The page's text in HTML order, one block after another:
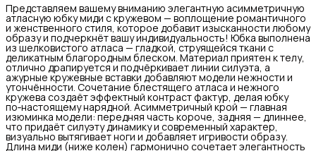
Представляем вашему вниманию элегантную асимметричную
атласную юбку миди с кружевом — воплощение романтичного
и женственного стиля, которое добавит изысканности любому
образу и подчеркнёт вашу индивидуальность! Юбка выполнена
из шелковистого атласа — гладкой, струящейся ткани с
деликатным благородным блеском. Материал приятен к телу,
отлично драпируется и подчёркивает линии силуэта, а
ажурные кружевные вставки добавляют модели нежности и
утончённости. Сочетание блестящего атласа и нежного
кружева создаёт эффектный контраст фактур, делая юбку
по‑настоящему нарядной. Асимметричный крой — главная
изюминка модели: передняя часть короче, задняя — длиннее,
что придаёт силуэту динамику и современный характер,
визуально вытягивает ноги и добавляет игривости образу.
Длина миди (ниже колен) гармонично сочетает элегантность